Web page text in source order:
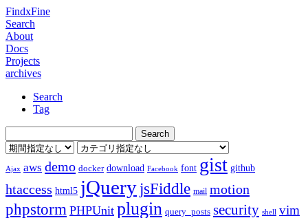
FindxFine
Search
About
Docs
Projects
archives
Search
Tag
Ajax aws demo docker download Facebook font gist github
htaccess html5 jQuery jsFiddle mail motion
phpstorm PHPUnit plugin query_posts security shell vim